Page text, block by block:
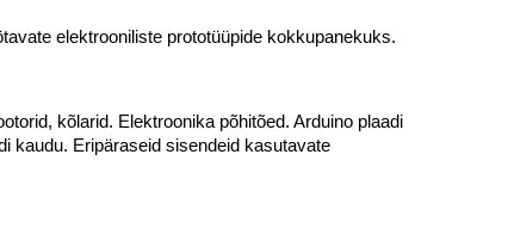
elektrooniliste prototüüpide kokkupanekuks.
kõlarid. Elektroonika põhitõed. Arduino plaadi
kaudu. Eripäraseid sisendeid kasutavate